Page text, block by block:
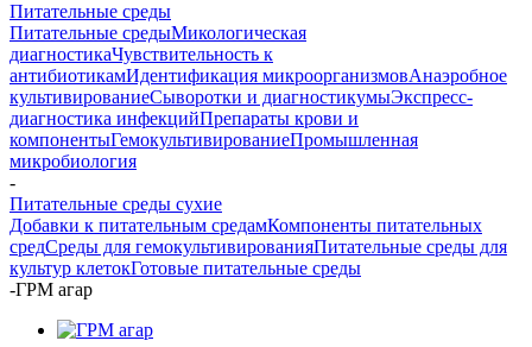
Питательные среды
Питательные средыМикологическая
диагностикаЧувствительность к
антибиотикамИдентификация микроорганизмовАнаэробное
культивированиеСыворотки и диагностикумыЭкспресс-
диагностика инфекцийПрепараты крови и
компонентыГемокультивированиеПромышленная
микробиология
-
Питательные среды сухие
Добавки к питательным средамКомпоненты питательных
средСреды для гемокультивированияПитательные среды для
культур клетокГотовые питательные среды
-ГРМ агар